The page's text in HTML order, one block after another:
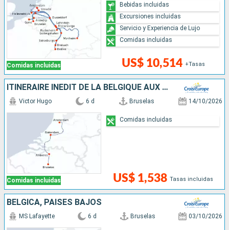
Comidas incluidas US$ 10,514 +Tasas
Bebidas incluidas
Excursiones incluidas
Servicio y Experiencia de Lujo
Comidas incluidas
ITINÉRAIRE INÉDIT DE LA BELGIQUE AUX PAYS-BAS
Comidas incluidas
Victor Hugo 6 d Bruselas 14/10/2026
US$ 1,538 Tasas incluidas
Comidas incluidas
BÉLGICA, PAISES BAJOS
MS Lafayette 6 d Bruselas 03/10/2026